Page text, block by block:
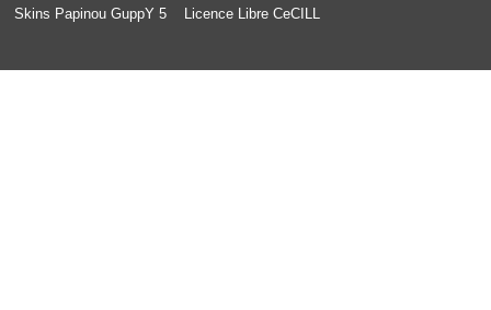
Skins Papinou GuppY 5
Licence Libre CeCILL